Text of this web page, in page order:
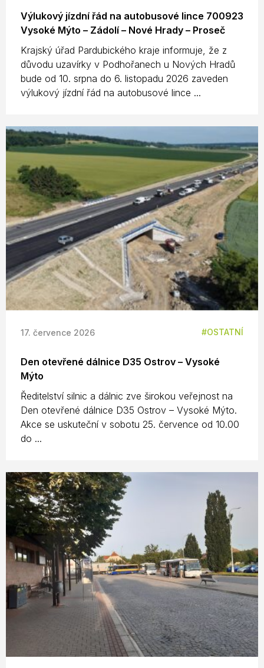
Výlukový jízdní řád na autobusové lince 700923
Vysoké Mýto – Zádolí – Nové Hrady – Proseč
Krajský úřad Pardubického kraje informuje, že z
důvodu uzavírky v Podhořanech u Nových Hradů
bude od 10. srpna do 6. listopadu 2026 zaveden
výlukový jízdní řád na autobusové lince ...
17. července 2026 OSTATNÍ
Den otevřené dálnice D35 Ostrov – Vysoké
Mýto
Ředitelství silnic a dálnic zve širokou veřejnost na
Den otevřené dálnice D35 Ostrov – Vysoké Mýto.
Akce se uskuteční v sobotu 25. července od 10.00
do ...